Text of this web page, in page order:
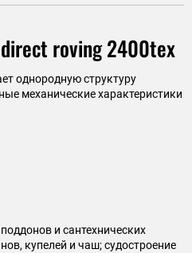
direct roving 2400tex
однородную структуру
механические характеристики
и сантехнических
купелей и чаш; судостроение
.